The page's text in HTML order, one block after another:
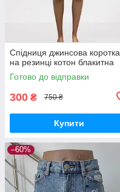
Спідниця джинсова коротка
на резинці котон блакитна
Готово до відправки
300 ₴ 750 ₴
Купити
–60%